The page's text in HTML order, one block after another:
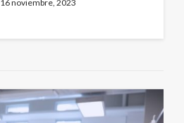
16 noviembre, 2023